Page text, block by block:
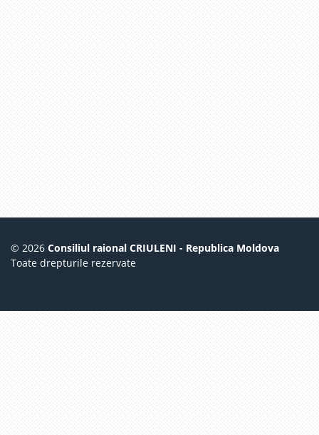
© 2026 Consiliul raional CRIULENI - Republica Moldova
Toate drepturile rezervate